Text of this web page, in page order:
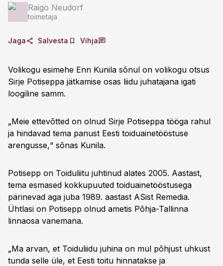
Raigo Neudorf
toimetaja
Jaga Salvesta Vihja
Volikogu esimehe Enn Kunila sõnul on volikogu otsus
Sirje Potiseppa jätkamise osas liidu juhatajana igati
loogiline samm.
„Meie ettevõtted on olnud Sirje Potiseppa tööga rahul
ja hindavad tema panust Eesti toiduainetööstuse
arengusse,“ sõnas Kunila.
Potisepp on Toiduliitu juhtinud alates 2005. Aastast,
tema esmased kokkupuuted toiduainetööstusega
pärinevad aga juba 1989. aastast ASist Remedia.
Ühtlasi on Potisepp olnud ametis Põhja-Tallinna
linnaosa vanemana.
„Ma arvan, et Toiduliidu juhina on mul põhjust uhkust
tunda selle üle, et Eesti toitu hinnatakse ja